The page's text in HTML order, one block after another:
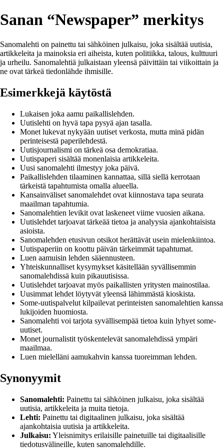
Sanan “Newspaper” merkitys
Sanomalehti on painettu tai sähköinen julkaisu, joka sisältää uutisia,
artikkeleita ja mainoksia eri aiheista, kuten politiikka, talous, kulttuuri
ja urheilu. Sanomalehtiä julkaistaan yleensä päivittäin tai viikoittain ja
ne ovat tärkeä tiedonlähde ihmisille.
Esimerkkejä käytöstä
Lukaisen joka aamu paikallislehden.
Uutislehti on hyvä tapa pysyä ajan tasalla.
Monet lukevat nykyään uutiset verkosta, mutta minä pidän
perinteisestä paperilehdestä.
Uutisjournalismi on tärkeä osa demokratiaa.
Uutispaperi sisältää monenlaisia artikkeleita.
Uusi sanomalehti ilmestyy joka päivä.
Paikallislehden tilaaminen kannattaa, sillä siellä kerrotaan
tärkeistä tapahtumista omalla alueella.
Kansainväliset sanomalehdet ovat kiinnostava tapa seurata
maailman tapahtumia.
Sanomalehtien levikit ovat laskeneet viime vuosien aikana.
Uutislehdet tarjoavat tärkeää tietoa ja analyysia ajankohtaisista
asioista.
Sanomalehden etusivun otsikot herättävät usein mielenkiintoa.
Uutispaperiin on koottu päivän tärkeimmät tapahtumat.
Luen aamuisin lehden sääennusteen.
Yhteiskunnalliset kysymykset käsitellään syvällisemmin
sanomalehdissä kuin pikauutisissa.
Uutislehdet tarjoavat myös paikallisten yritysten mainostilaa.
Uusimmat lehdet löytyvät yleensä lähimmästä kioskista.
Some-uutispalvelut kilpailevat perinteisten sanomalehtien kanssa
lukijoiden huomiosta.
Sanomalehti voi tarjota syvällisempää tietoa kuin lyhyet some-
uutiset.
Monet journalistit työskentelevät sanomalehdissä ympäri
maailmaa.
Luen mielelläni aamukahvin kanssa tuoreimman lehden.
Synonyymit
Sanomalehti: Painettu tai sähköinen julkaisu, joka sisältää
uutisia, artikkeleita ja muita tietoja.
Lehti: Painettu tai digitaalinen julkaisu, joka sisältää
ajankohtaisia uutisia ja artikkeleita.
Julkaisu: Yleisnimitys erilaisille painetuille tai digitaalisille
tiedotusvälineille, kuten sanomalehdille.